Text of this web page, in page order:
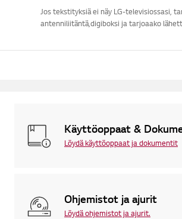
Jos tekstityksiä ei näy LG-televisiossasi,
antenniliitäntä,digiboksi ja tarjoaako
Käyttöoppaat &
Löydä käyttöoppaat ja dokumentit
Ohjemistot ja ajurit
Löydä ohjemistot ja ajurit.